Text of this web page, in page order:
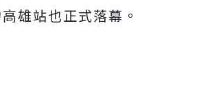
雄站也正式落幕。